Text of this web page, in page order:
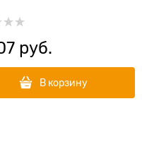
руб.
В корзину